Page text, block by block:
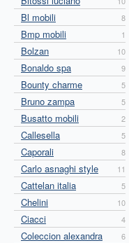
Bl mobili 8
Bmp mobili 1
Bolzan 10
Bonaldo spa 9
Bounty charme 5
Bruno zampa 5
Busatto mobili 2
Callesella 5
Caporali 8
Carlo asnaghi style 11
Cattelan italia 5
Chelini 10
Ciacci 4
Coleccion alexandra 6